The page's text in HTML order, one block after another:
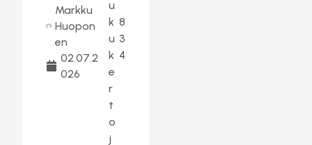
Markku
Huopon
en
02.07.2
026
u
k
u
k
e
r
t
o
j
8
3
4